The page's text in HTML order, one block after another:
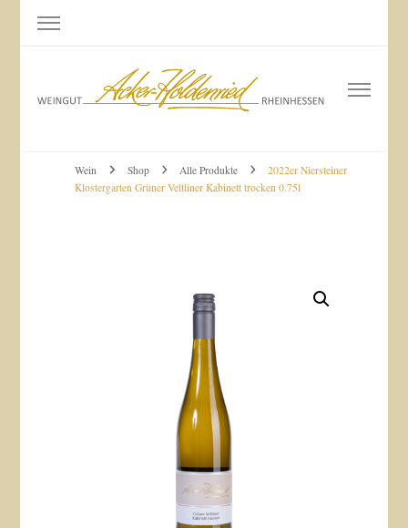
Weingut Acker-Holdenried
Bodenheim RHEINHESSEN
Wein Shop Alle Produkte
2022er Niersteiner
Klostergarten Grüner Veltliner Kabinett trocken 0.75l